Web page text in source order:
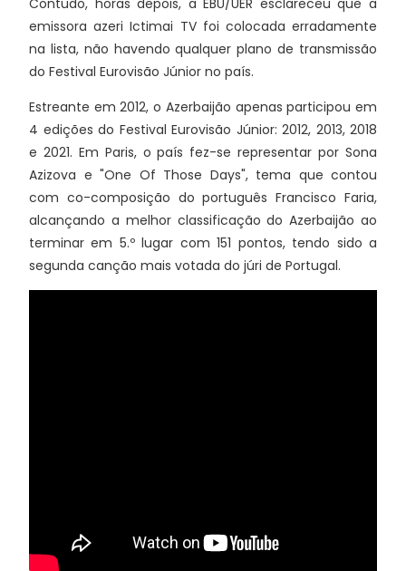
Contudo, horas depois, a EBU/UER esclareceu que a
emissora azeri Ictimai TV foi colocada erradamente
na lista, não havendo qualquer plano de transmissão
do Festival Eurovisão Júnior no país.
Estreante em 2012, o Azerbaijão apenas participou em
4 edições do Festival Eurovisão Júnior: 2012, 2013, 2018
e 2021. Em Paris, o país fez-se representar por Sona
Azizova e "One Of Those Days", tema que contou
com co-composição do português Francisco Faria,
alcançando a melhor classificação do Azerbaijão ao
terminar em 5.º lugar com 151 pontos, tendo sido a
segunda canção mais votada do júri de Portugal.